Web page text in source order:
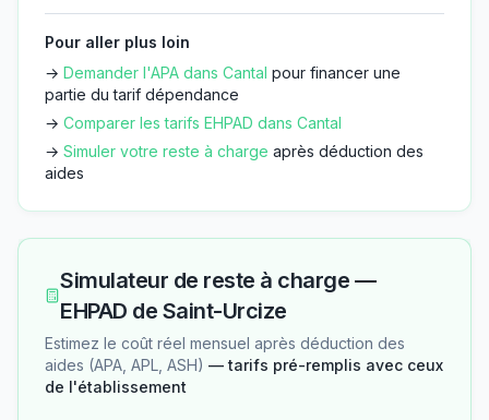
Pour aller plus loin
→ Demander l'APA dans Cantal pour financer une
partie du tarif dépendance
→ Comparer les tarifs EHPAD dans Cantal
→ Simuler votre reste à charge après déduction des
aides
Simulateur de reste à charge —
EHPAD de Saint-Urcize
Estimez le coût réel mensuel après déduction des
aides (APA, APL, ASH) — tarifs pré-remplis avec ceux
de l'établissement